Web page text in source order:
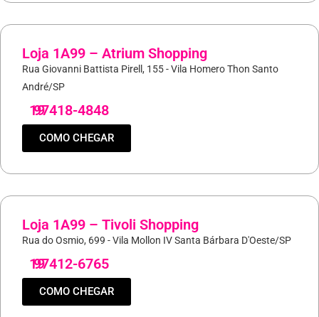
Loja 1A99 – Atrium Shopping
Rua Giovanni Battista Pirell, 155 - Vila Homero Thon Santo
André/SP
19
97418-4848
COMO CHEGAR
Loja 1A99 – Tivoli Shopping
Rua do Osmio, 699 - Vila Mollon IV Santa Bárbara D'Oeste/SP
19
97412-6765
COMO CHEGAR